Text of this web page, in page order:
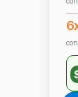
con